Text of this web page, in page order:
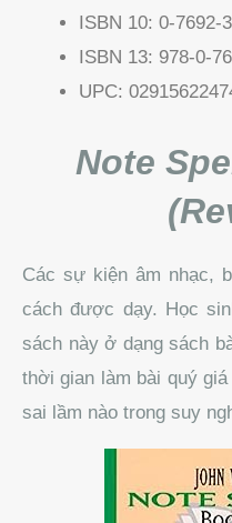
ISBN 10: 0-7692-
ISBN 13: 978-0-
UPC:
Note
Các sự kiện âm nhạc,
cách được dạy. Học
sách này ở dạng sách
thời gian làm bài quý
sai lầm nào trong suy